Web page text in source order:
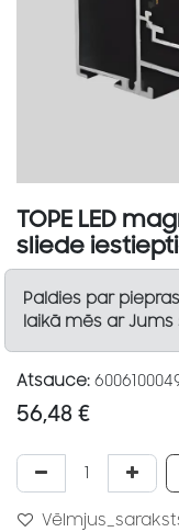
TOPE LED
sliede
Paldies par
laikā mēs ar
Atsauce:
56,48 €